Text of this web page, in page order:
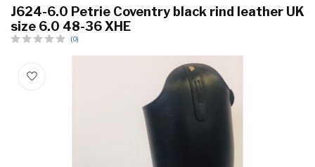
J624-6.0 Petrie Coventry black rind leather UK
size 6.0 48-36 XHE
(0)